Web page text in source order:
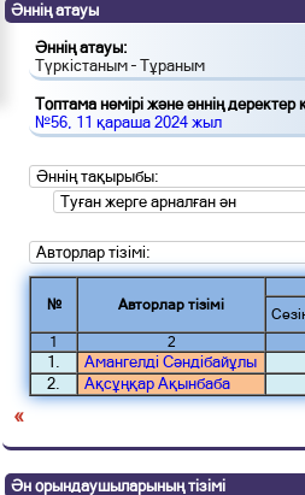
Әннің атауы
Әннің атауы:
Түркістаным – Тұраным
Топтама нөмірі және әннің деректер
№56, 11 қараша 2024 жыл
Әннің тақырыбы:
Туған жерге арналған ән
Авторлар тізімі:
№ Авторлар тізімі
1
2
1.
Амангелді Сәндібайұлы
2.
Ақсұңқар Ақынбаба
«
Ән орындаушыларының тізімі